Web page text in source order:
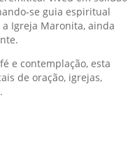
se guia espiritual
Igreja Maronita, ainda
e contemplação, esta
de oração, igrejas,